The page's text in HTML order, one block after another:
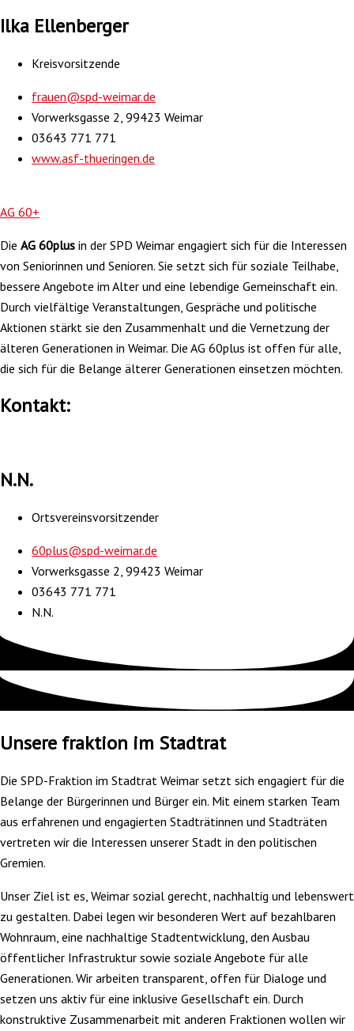
Ilka Ellenberger
Kreisvorsitzende
frauen@spd-weimar.de
Vorwerksgasse 2, 99423 Weimar
03643 771 771
www.asf-thueringen.de
AG 60+
Die AG 60plus in der SPD Weimar engagiert sich für die Interessen
von Seniorinnen und Senioren. Sie setzt sich für soziale Teilhabe,
bessere Angebote im Alter und eine lebendige Gemeinschaft ein.
Durch vielfältige Veranstaltungen, Gespräche und politische
Aktionen stärkt sie den Zusammenhalt und die Vernetzung der
älteren Generationen in Weimar. Die AG 60plus ist offen für alle,
die sich für die Belange älterer Generationen einsetzen möchten.
Kontakt:
N.N.
Ortsvereinsvorsitzender
60plus@spd-weimar.de
Vorwerksgasse 2, 99423 Weimar
03643 771 771
N.N.
Unsere fraktion im Stadtrat
Die SPD-Fraktion im Stadtrat Weimar setzt sich engagiert für die
Belange der Bürgerinnen und Bürger ein. Mit einem starken Team
aus erfahrenen und engagierten Stadträtinnen und Stadträten
vertreten wir die Interessen unserer Stadt in den politischen
Gremien.
Unser Ziel ist es, Weimar sozial gerecht, nachhaltig und lebenswert
zu gestalten. Dabei legen wir besonderen Wert auf bezahlbaren
Wohnraum, eine nachhaltige Stadtentwicklung, den Ausbau
öffentlicher Infrastruktur sowie soziale Angebote für alle
Generationen. Wir arbeiten transparent, offen für Dialoge und
setzen uns aktiv für eine inklusive Gesellschaft ein. Durch
konstruktive Zusammenarbeit mit anderen Fraktionen wollen wir